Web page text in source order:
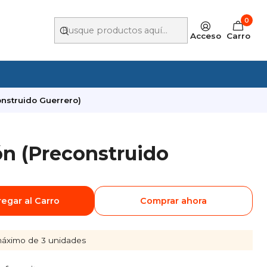
Acceso
0
Carro
Guerrero)
(Preconstruido
al Carro Comprar ahora
de 3 unidades